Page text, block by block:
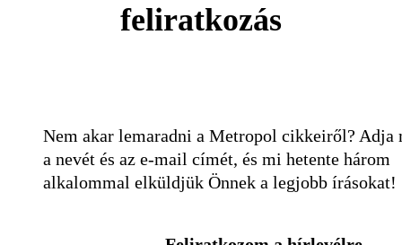
feliratkozás
Nem akar lemaradni a Metropol cikkeiről? Adja
a nevét és az e-mail címét, és mi hetente három
alkalommal elküldjük Önnek a legjobb írásokat!